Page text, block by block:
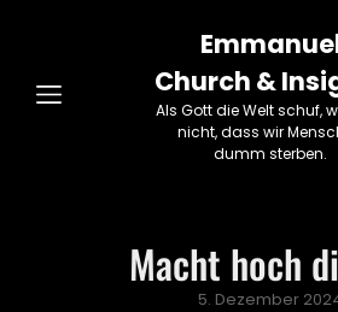
Church &
Als Gott die Welt schuf,
nicht, dass wir
dumm sterben.
Macht hoch
Posted
5. Dezember